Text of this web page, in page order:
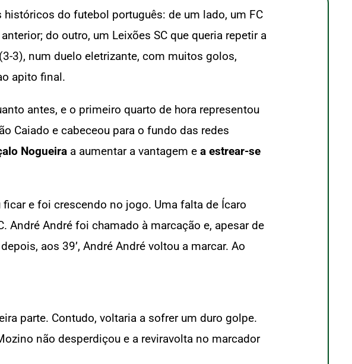
do futebol português: de um lado, um FC
do outro, um Leixões SC que queria repetir a
(3-3), num duelo eletrizante, com muitos golos,
apito final.
antes, e o primeiro quarto de hora representou
Caiado e cabeceou para o fundo das redes
Nogueira a aumentar a vantagem e a estrear-se
e foi crescendo no jogo. Uma falta de Ícaro
André André foi chamado à marcação e, apesar de
aos 39’, André André voltou a marcar. Ao
parte. Contudo, voltaria a sofrer um duro golpe.
não desperdiçou e a reviravolta no marcador